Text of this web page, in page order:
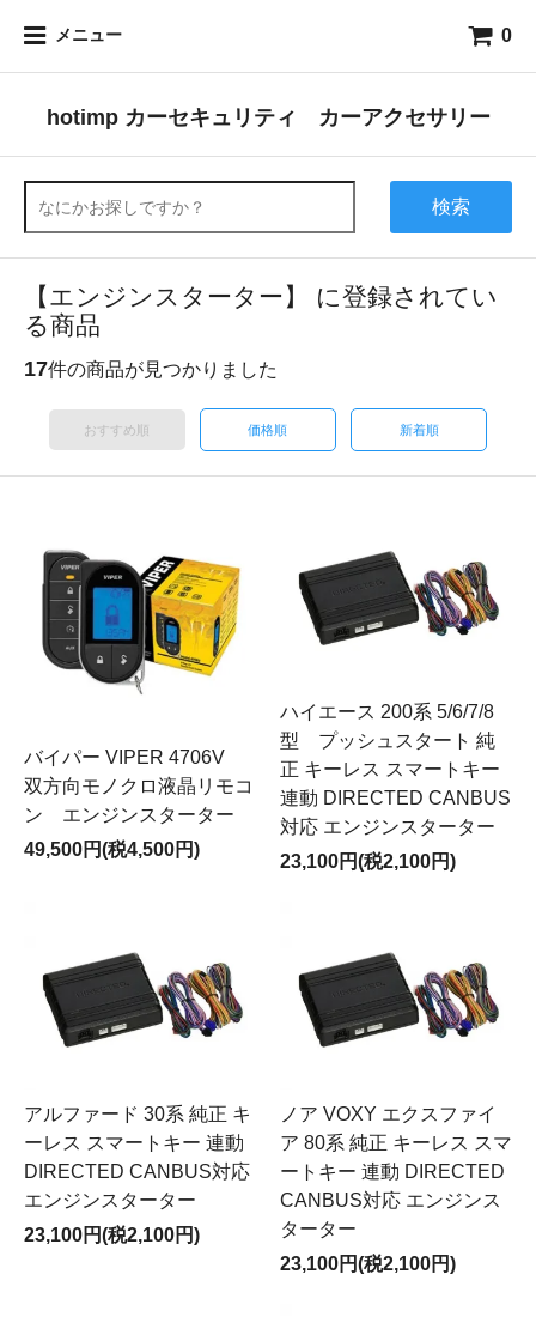
メニュー 0
hotimp カーセキュリティ カーアクセサリー
検索
【エンジンスターター】 に登録されてい
る商品
17件の商品が見つかりました
おすすめ順 価格順 新着順
バイパー VIPER 4706V
双方向モノクロ液晶リモコ
ン エンジンスターター
49,500円(税4,500円)
ハイエース 200系 5/6/7/8
型 プッシュスタート 純
正 キーレス スマートキー
連動 DIRECTED CANBUS
対応 エンジンスターター
23,100円(税2,100円)
アルファード 30系 純正 キ
ーレス スマートキー 連動
DIRECTED CANBUS対応
エンジンスターター
23,100円(税2,100円)
ノア VOXY エクスファイ
ア 80系 純正 キーレス スマ
ートキー 連動 DIRECTED
CANBUS対応 エンジンス
ターター
23,100円(税2,100円)